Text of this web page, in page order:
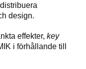
design.
effekter, key
i förhållande till